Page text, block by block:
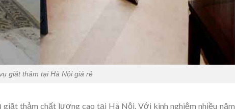
giăt thảm tại Hà Nội giá rẻ
giặt thảm chất lượng cao tại Hà Nội. Với kinh nghiệm nhiều năm